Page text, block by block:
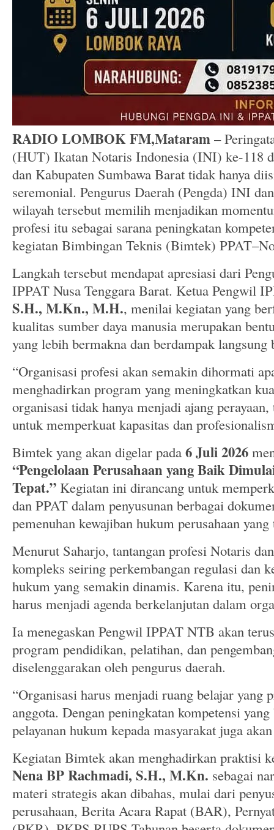
RADIO LOMBOK FM,Mataram –
(HUT) Ikatan Notaris Indonesia (INI) ke-118
dan Kabupaten Sumbawa Barat tidak hanya
seremonial. Pengurus Daerah (Pengda) INI
wilayah tersebut memilih menjadikan
profesi itu sebagai sarana peningkatan
kegiatan Bimbingan Teknis (Bimtek)
Langkah tersebut mendapat apresiasi dari
IPPAT Nusa Tenggara Barat. Ketua Pengwil
S.H., M.Kn., M.H., menilai kegiatan yang
kualitas sumber daya manusia merupakan
yang lebih bermakna dan berdampak langsung
“Organisasi profesi akan semakin dihormati
menghadirkan program yang meningkatkan
organisasi tidak hanya menjadi ajang
untuk memperkuat kapasitas dan
Bimtek yang akan digelar pada 6 Juli 2026
“Pengelolaan Perusahaan yang Baik
Tepat.” Kegiatan ini dirancang untuk
dan PPAT dalam penyusunan berbagai
pemenuhan kewajiban hukum perusahaan
Menurut Saharjo, tantangan profesi Notaris
kompleks seiring perkembangan regulasi dan
hukum yang semakin dinamis. Karena itu,
harus menjadi agenda berkelanjutan dalam
Ia menegaskan Pengwil IPPAT NTB akan
program pendidikan, pelatihan, dan
diselenggarakan oleh pengurus daerah.
“Organisasi harus menjadi ruang belajar yang
anggota. Dengan peningkatan kompetensi
pelayanan hukum kepada masyarakat juga
Kegiatan Bimtek akan menghadirkan praktisi
Nena BP Rachmadi, S.H., M.Kn. sebagai
materi strategis akan dibahas, mulai dari
perusahaan, Berita Acara Rapat (BAR),